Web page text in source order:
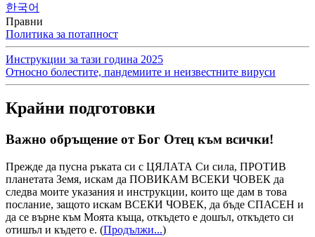
한국어
Правни
Политика за потапност
Инструкции за тази година 2025
Относно болестите, пандемиите и неизвестните вируси
Крайни подготовки
Важно обръщение от Бог Отец към всички!
Прежде да пусна ръката си с ЦЯЛАТА Си сила, ПРОТИВ
планетата Земя, искам да ПОВИКАМ ВСЕКИ ЧОВЕК да
следва моите указания и инструкции, които ще дам в това
послание, защото искам ВСЕКИ ЧОВЕК, да бъде СПАСЕН и
да се върне към Моята къща, откъдето е дошъл, откъдето си
отишъл и където е. (Продължи...)